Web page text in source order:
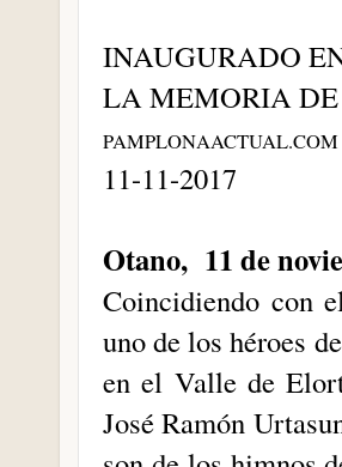
INAUGURADO
LA MEMORIA
PAMPLONAACTUAL.COM
11-11-2017
Otano, 11 de
Coincidiendo con
uno de los héroes
en el Valle de
José Ramón